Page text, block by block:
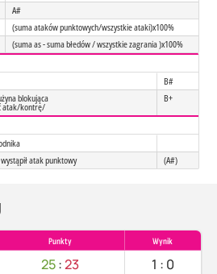
A#
(suma ataków punktowych/wszystkie ataki)x100%
(suma as - suma błedów / wszystkie zagrania )x100%
B#
blokująca
atak/kontrę/
B+
atak punktowy (A#)
Punkty Wynik
25:23 1 : 0